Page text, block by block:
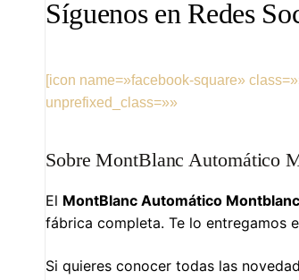
Síguenos en Redes
[icon name=»facebook-square»
unprefixed_class=»»
Sobre MontBlanc Automático
El MontBlanc Automático
fábrica completa. Te lo entregamos
Si quieres conocer todas las